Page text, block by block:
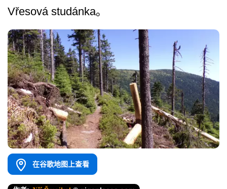
Vře­sová studánka。
在谷歌地图上查看